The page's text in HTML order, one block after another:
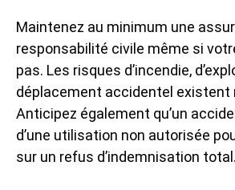
Maintenez au minimum une
responsabilité civile même si
pas. Les risques d’incendie,
déplacement accidentel existent
Anticipez également qu’un
d’une utilisation non autorisée
sur un refus d’indemnisation total.